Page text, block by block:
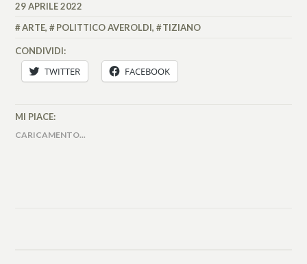
FEDERICO
29 APRILE 2022
ARTE, POLITTICO AVEROLDI, TIZIANO
CONDIVIDI:
TWITTER FACEBOOK
MI PIACE:
CARICAMENTO...